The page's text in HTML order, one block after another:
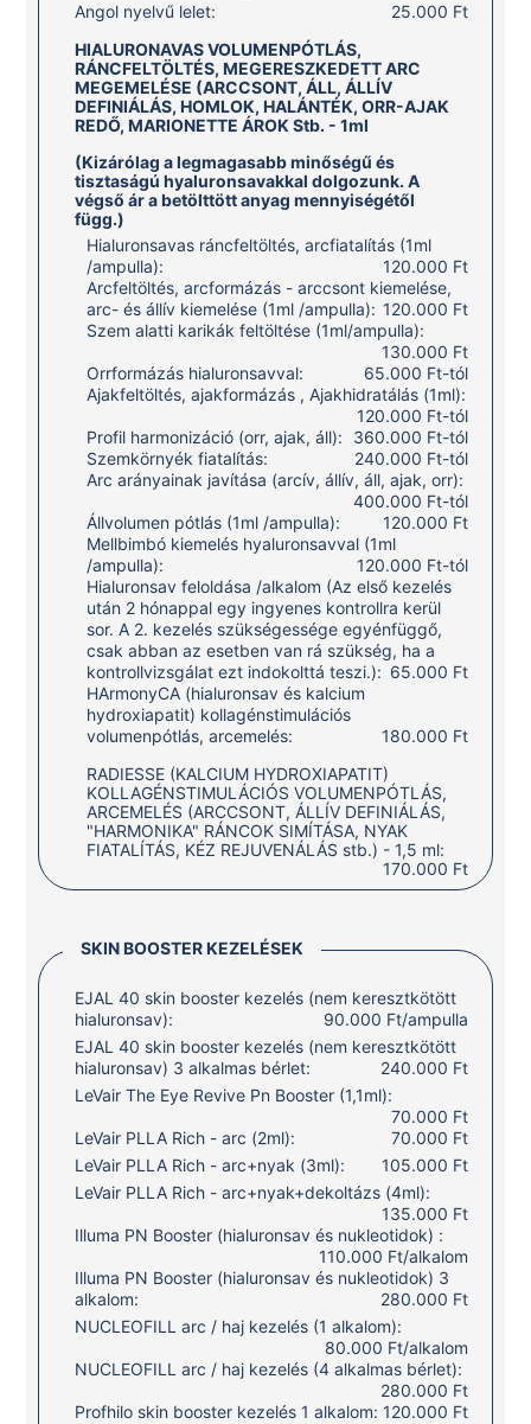
Angol nyelvű lelet:
25.000 Ft
HIALURONAVAS VOLUMENPÓTLÁS,
RÁNCFELTÖLTÉS, MEGERESZKEDETT ARC
MEGEMELÉSE (ARCCSONT, ÁLL, ÁLLÍV
DEFINIÁLÁS, HOMLOK, HALÁNTÉK, ORR-AJAK
REDŐ, MARIONETTE ÁROK Stb. - 1ml
(Kizárólag a legmagasabb minőségű és
tisztaságú hyaluronsavakkal dolgozunk. A
végső ár a betölttött anyag mennyiségétől
függ.)
Hialuronsavas ráncfeltöltés, arcfiatalítás (1ml
/ampulla):
120.000 Ft
Arcfeltöltés, arcformázás - arccsont kiemelése,
arc- és állív kiemelése (1ml /ampulla): 120.000 Ft
Szem alatti karikák feltöltése (1ml/ampulla):
130.000 Ft
Orrformázás hialuronsavval:
65.000 Ft-tól
Ajakfeltöltés, ajakformázás , Ajakhidratálás (1ml):
120.000 Ft-tól
Profil harmonizáció (orr, ajak, áll):
360.000 Ft-tól
Szemkörnyék fiatalítás:
240.000 Ft-tól
Arc arányainak javítása (arcív, állív, áll, ajak, orr):
400.000 Ft-tól
Állvolumen pótlás (1ml /ampulla):
120.000 Ft
Mellbimbó kiemelés hyaluronsavval (1ml
/ampulla):
120.000 Ft-tól
Hialuronsav feloldása /alkalom (Az első kezelés
után 2 hónappal egy ingyenes kontrollra kerül
sor. A 2. kezelés szükségessége egyénfüggő,
csak abban az esetben van rá szükség, ha a
kontrollvizsgálat ezt indokolttá teszi.): 65.000 Ft
HArmonyCA (hialuronsav és kalcium
hydroxiapatit) kollagénstimulációs
volumenpótlás, arcemelés:
180.000 Ft
RADIESSE (KALCIUM HYDROXIAPATIT)
KOLLAGÉNSTIMULÁCIÓS VOLUMENPÓTLÁS,
ARCEMELÉS (ARCCSONT, ÁLLÍV DEFINIÁLÁS,
"HARMONIKA" RÁNCOK SIMÍTÁSA, NYAK
FIATALÍTÁS, KÉZ REJUVENÁLÁS stb.) - 1,5 ml:
170.000 Ft
SKIN BOOSTER KEZELÉSEK
EJAL 40 skin booster kezelés (nem keresztkötött
hialuronsav):
90.000 Ft/ampulla
EJAL 40 skin booster kezelés (nem keresztkötött
hialuronsav) 3 alkalmas bérlet:
240.000 Ft
LeVair The Eye Revive Pn Booster (1,1ml):
70.000 Ft
LeVair PLLA Rich - arc (2ml):
70.000 Ft
LeVair PLLA Rich - arc+nyak (3ml):
105.000 Ft
LeVair PLLA Rich - arc+nyak+dekoltázs (4ml):
135.000 Ft
Illuma PN Booster (hialuronsav és nukleotidok) :
110.000 Ft/alkalom
Illuma PN Booster (hialuronsav és nukleotidok) 3
alkalom:
280.000 Ft
NUCLEOFILL arc / haj kezelés (1 alkalom):
80.000 Ft/alkalom
NUCLEOFILL arc / haj kezelés (4 alkalmas bérlet):
280.000 Ft
Profhilo skin booster kezelés 1 alkalom: 120.000 Ft